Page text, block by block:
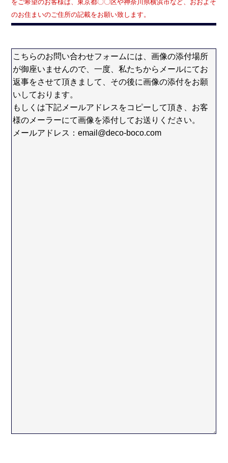
をご希望のお客様は、東京都〇〇区や神奈川県横浜市など、おおよそ
のお住まいのご住所の記載をお願い致します。